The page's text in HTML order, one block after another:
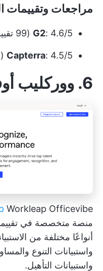
مراجعات وتقييمات
G2: 4.6/5 (99 تقييم)
Capterra: 4.5/5 (39 مراجعة)
6. ووركليب أوفيس فيبي
منصة متخصصة في
أنواعًا مختلفة من
واستبيانات التنوع
واستبيانات التأهيل.